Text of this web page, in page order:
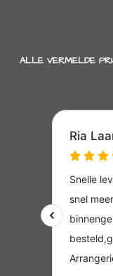
ALLE VERMELDE